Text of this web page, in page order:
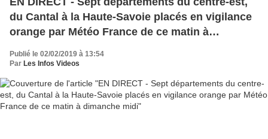
du Cantal à la Haute-Savoie placés en vigilance
orange par Météo France de ce matin à
dimanche midi
Publié le 02/02/2019 à 13:54
Par Les Infos Videos